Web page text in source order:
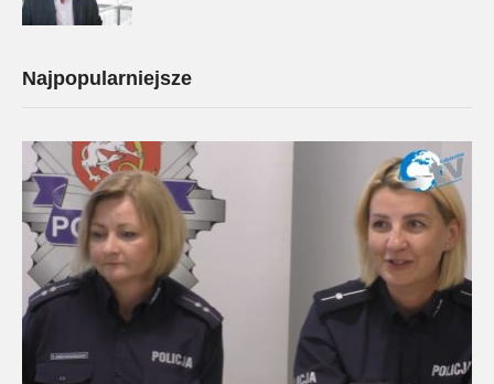
Najpopularniejsze